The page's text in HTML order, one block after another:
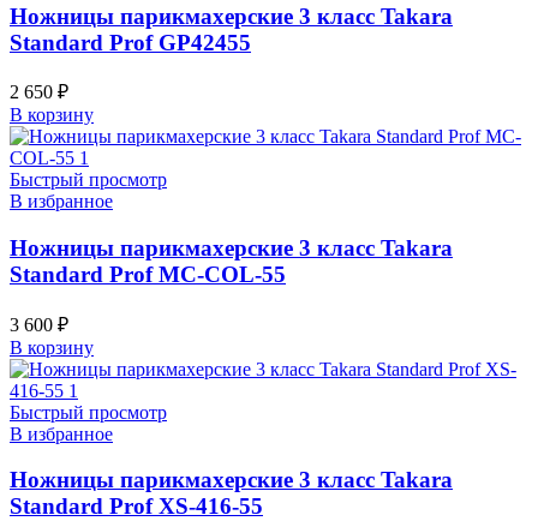
Ножницы парикмахерские 3 класс Takara
Standard Prof GP42455
2 650 ₽
В корзину
Быстрый просмотр
В избранное
Ножницы парикмахерские 3 класс Takara
Standard Prof MC-COL-55
3 600 ₽
В корзину
Быстрый просмотр
В избранное
Ножницы парикмахерские 3 класс Takara
Standard Prof XS-416-55